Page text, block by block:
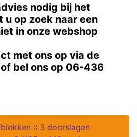
nodig bij het
u op zoek naar een
in onze webshop
met ons op via de
of bel ons op 06-436
:: 3 doorslagen